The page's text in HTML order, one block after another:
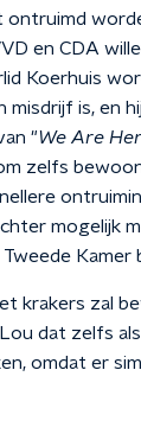
ontruimd
en CDA
Koerhuis
misdrijf is, en
"We Are
zelfs
mogelijk
Kamer
krakers zal
dat zelfs
omdat er